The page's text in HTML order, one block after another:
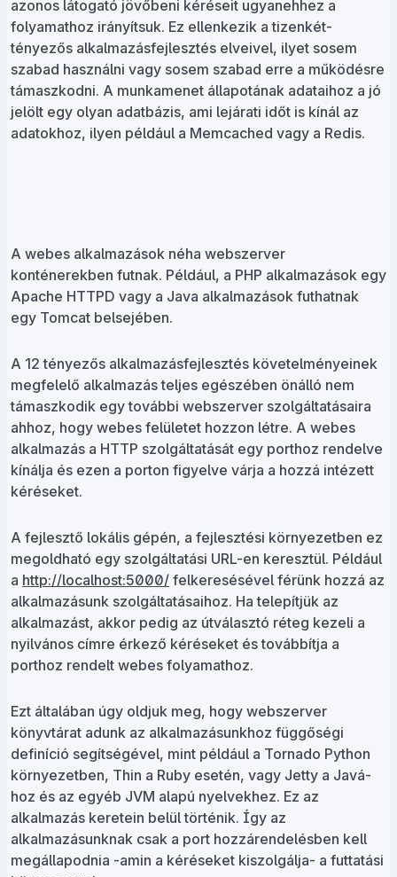
azonos látogató jövőbeni kéréseit ugyanehhez a
folyamathoz irányítsuk. Ez ellenkezik a tizenkét-
tényezős alkalmazásfejlesztés elveivel, ilyet sosem
szabad használni vagy sosem szabad erre a működésre
támaszkodni. A munkamenet állapotának adataihoz a jó
jelölt egy olyan adatbázis, ami lejárati időt is kínál az
adatokhoz, ilyen például a Memcached vagy a Redis.
A webes alkalmazások néha webszerver
konténerekben futnak. Például, a PHP alkalmazások egy
Apache HTTPD vagy a Java alkalmazások futhatnak
egy Tomcat belsejében.
A 12 tényezős alkalmazásfejlesztés követelményeinek
megfelelő alkalmazás teljes egészében önálló nem
támaszkodik egy további webszerver szolgáltatásaira
ahhoz, hogy webes felületet hozzon létre. A webes
alkalmazás a HTTP szolgáltatását egy porthoz rendelve
kínálja és ezen a porton figyelve várja a hozzá intézett
kéréseket.
A fejlesztő lokális gépén, a fejlesztési környezetben ez
megoldható egy szolgáltatási URL-en keresztül. Például
a http://localhost:5000/ felkeresésével férünk hozzá az
alkalmazásunk szolgáltatásaihoz. Ha telepítjük az
alkalmazást, akkor pedig az útválasztó réteg kezeli a
nyilvános címre érkező kéréseket és továbbítja a
porthoz rendelt webes folyamathoz.
Ezt általában úgy oldjuk meg, hogy webszerver
könyvtárat adunk az alkalmazásunkhoz függőségi
definíció segítségével, mint például a Tornado Python
környezetben, Thin a Ruby esetén, vagy Jetty a Javá-
hoz és az egyéb JVM alapú nyelvekhez. Ez az
alkalmazás keretein belül történik. Így az
alkalmazásunknak csak a port hozzárendelésben kell
megállapodnia -amin a kéréseket kiszolgálja- a futtatási